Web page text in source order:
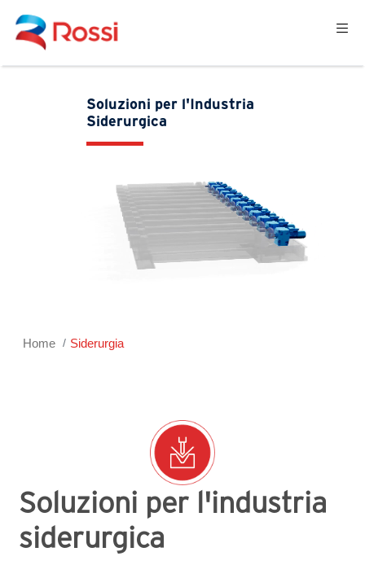
Soluzioni per l'Industria
Siderurgica
Home Siderurgia
Soluzioni per l'industria
siderurgica